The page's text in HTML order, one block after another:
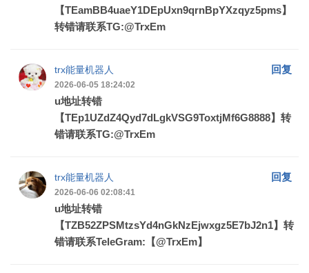
【TEamBB4uaeY1DEpUxn9qrnBpYXzqyz5pms】
转错请联系TG:@TrxEm
trx能量机器人 回复
2026-06-05 18:24:02
u地址转错
【TEp1UZdZ4Qyd7dLgkVSG9ToxtjMf6G8888】转
错请联系TG:@TrxEm
trx能量机器人 回复
2026-06-06 02:08:41
u地址转错
【TZB52ZPSMtzsYd4nGkNzEjwxgz5E7bJ2n1】转
错请联系TeleGram:【@TrxEm】